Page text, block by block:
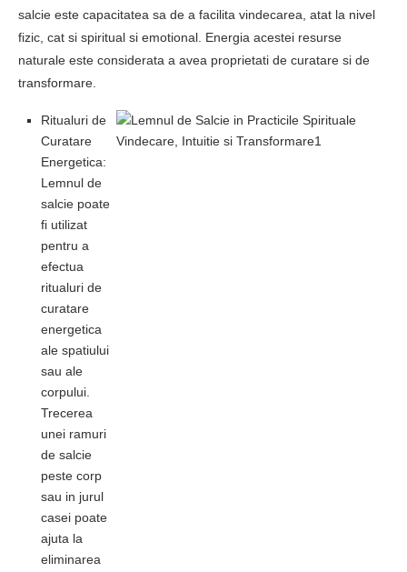
salcie este capacitatea sa de a facilita vindecarea, atat la nivel
fizic, cat si spiritual si emotional. Energia acestei resurse
naturale este considerata a avea proprietati de curatare si de
transformare.
Ritualuri de
Curatare
Energetica:
Lemnul de
salcie poate
fi utilizat
pentru a
efectua
ritualuri de
curatare
energetica
ale spatiului
sau ale
corpului.
Trecerea
unei ramuri
de salcie
peste corp
sau in jurul
casei poate
ajuta la
eliminarea